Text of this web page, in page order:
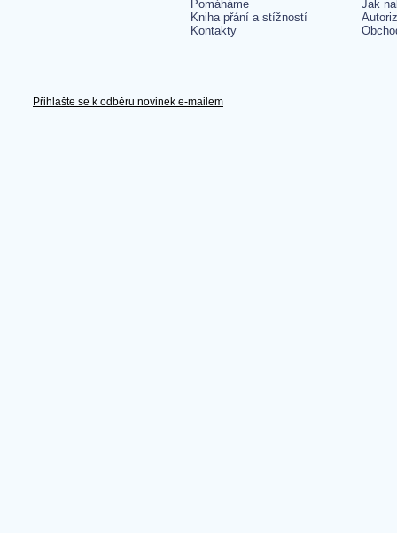
Pomáháme
Kniha přání a stížností
Kontakty
Jak
Přihlašte se k odběru novinek e-mailem